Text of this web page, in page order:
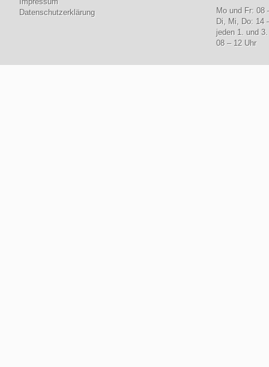
Datenschutzerklärung
Mo und Fr: 08
Di, Mi, Do: 14
jeden 1. und
08 – 12 Uhr